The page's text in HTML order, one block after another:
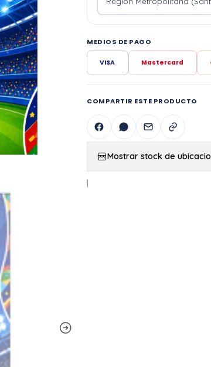
MEDIOS DE PAGO
VISA Mastercard
COMPARTIR ESTE PRODUCTO
Mostrar stock de
|